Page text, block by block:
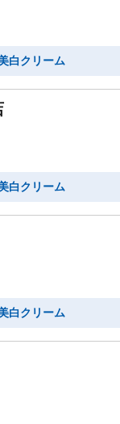
白クリーム
白クリーム
白クリーム